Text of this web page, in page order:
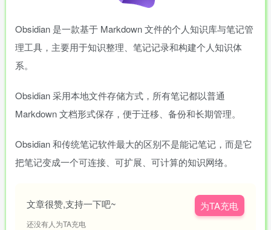
Obsidian 是一款基于 Markdown 文件的个人知识库与笔记管
理工具，主要用于知识整理、笔记记录和构建个人知识体
系。
Obsidian 采用本地文件存储方式，所有笔记都以普通
Markdown 文档形式保存，便于迁移、备份和长期管理。
Obsidian 和传统笔记软件最大的区别不是能记笔记，而是它
把笔记变成一个可连接、可扩展、可计算的知识网络。
文章很赞,支持一下吧~
还没有人为TA充电
为TA充电